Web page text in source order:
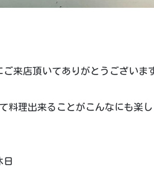
ご来店頂いてありがとうございま
料理出来ることがこんなにも楽
日